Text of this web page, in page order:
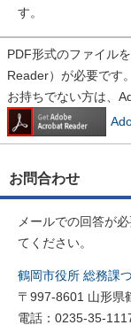
す。
PDF形式のファイル
Reader）が必要です。
お持ちでない方は、
お問合わせ
メールでの回答が
てください。
鶴岡市役所 総務課
〒997-8601 山形県
電話：0235-35-